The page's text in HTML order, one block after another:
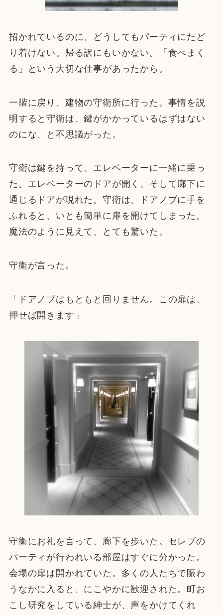
招かれているのに、どうしてもパーティにたど
り着けない。帰る訳にもいかない。「食べまく
る」という大切な仕事があったから。
一階に戻り、建物の守衛所に行った。事情を説
明すると守衛は、鍵がかかっているはずはない
のにな、と不思議がった。
守衛は鍵を持って、エレベーターに一緒に乗っ
た。エレベーターのドアが開く、そして廊下に
通じるドアが現れた。守衛は、ドアノブに手を
ふれると、いとも簡単に扉を開けてしまった。
魔法のように見えて、とても驚いた。
守衛が言った。
「ドアノブはもともと回りません。この扉は、
押せば開きます」
守衛にお礼を言って、廊下を歩いた。セレブの
パーティが行われいる部屋はすぐに分かった。
会場の扉は開かれていた。多くの人たちで賑わ
うなかに入ると、にこやかに歓迎された。町お
こし研究をしている紳士が、声をかけてくれ